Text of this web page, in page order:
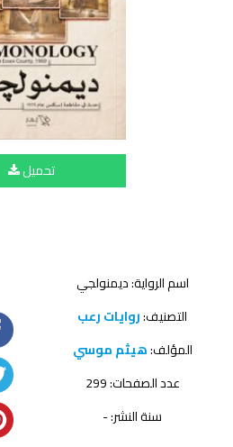
تحميل
اسم الرواية: ديمنولجي
التصنيف:روايات رعب
المؤلف:هيثم موسي
عدد الصفحات: 299
سنة النشر: -